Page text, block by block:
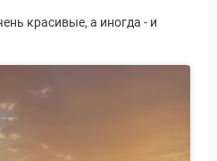
красивые, а иногда - и